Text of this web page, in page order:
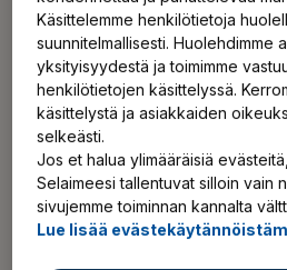
osaamista?
3. Mitä toimia
edellyttää?
Käsittelemme henkilötietoja
suunnitelmallisesti. Huolehdimme
yksityisyydestä ja toimimme
henkilötietojen käsittelyssä.
käsittelystä ja asiakkaiden
selkeästi.
Jos et halua ylimääräisiä
Selaimeesi tallentuvat silloin vain
sivujemme toiminnan kannalta
Lue lisää